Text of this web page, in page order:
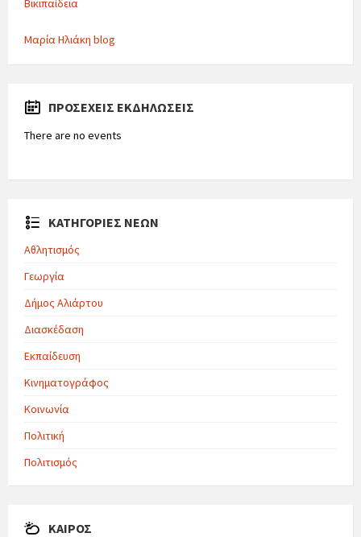
Βικιπαίδεια
Μαρία Ηλιάκη blog
ΠΡΟΣΕΧΕΊΣ ΕΚΔΗΛΏΣΕΙΣ
There are no events
ΚΑΤΗΓΟΡΙΕΣ ΝΕΩΝ
Αθλητισμός
Γεωργία
Δήμος Αλιάρτου
Διασκέδαση
Εκπαίδευση
Κινηματογράφος
Κοινωνία
Πολιτική
Πολιτισμός
ΚΑΙΡΌΣ